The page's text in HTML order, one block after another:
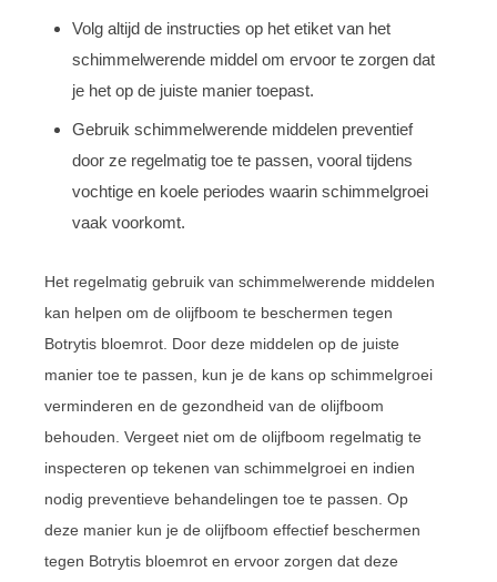
Volg altijd de instructies op het etiket van het
schimmelwerende middel om ervoor te zorgen dat
je het op de juiste manier toepast.
Gebruik schimmelwerende middelen preventief
door ze regelmatig toe te passen, vooral tijdens
vochtige en koele periodes waarin schimmelgroei
vaak voorkomt.
Het regelmatig gebruik van schimmelwerende middelen
kan helpen om de olijfboom te beschermen tegen
Botrytis bloemrot. Door deze middelen op de juiste
manier toe te passen, kun je de kans op schimmelgroei
verminderen en de gezondheid van de olijfboom
behouden. Vergeet niet om de olijfboom regelmatig te
inspecteren op tekenen van schimmelgroei en indien
nodig preventieve behandelingen toe te passen. Op
deze manier kun je de olijfboom effectief beschermen
tegen Botrytis bloemrot en ervoor zorgen dat deze